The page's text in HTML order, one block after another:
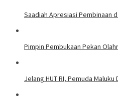
Saadiah Apresiasi Pembinaan
Pimpin Pembukaan Pekan
Jelang HUT RI, Pemuda